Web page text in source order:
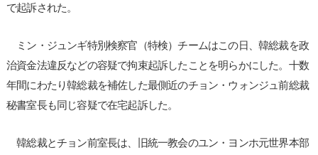
で起訴された。
ミン・ジュンギ特別検察官（特検）チームはこの日、韓総裁を政
治資金法違反などの容疑で拘束起訴したことを明らかにした。十数
年間にわたり韓総裁を補佐した最側近のチョン・ウォンジュ前総裁
秘書室長も同じ容疑で在宅起訴した。
韓総裁とチョン前室長は、旧統一教会のユン・ヨンホ元世界本部